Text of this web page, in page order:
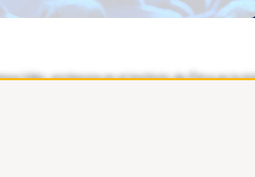
diálogo titulado 'Profecía.
hasta…
Véliz, profesora en el Instituto de Ética en la